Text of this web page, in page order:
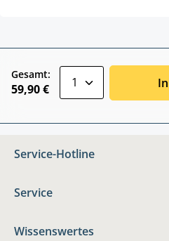
Gesamt:
59,90 €
Service-Hotline
Service
Wissenswertes